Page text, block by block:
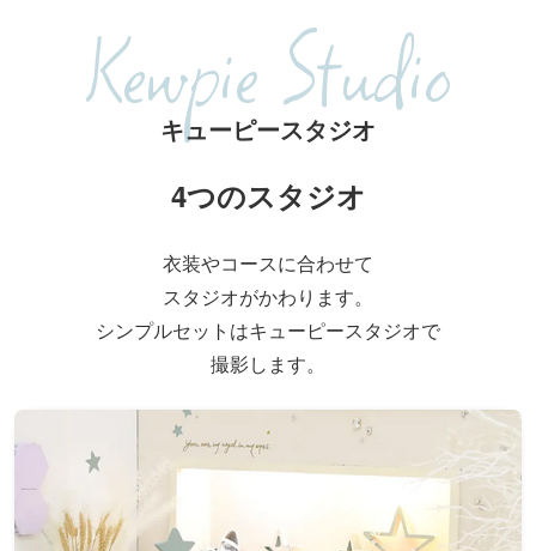
Kewpie Studio
キューピースタジオ
4つのスタジオ
衣装やコースに合わせて
スタジオがかわります。
シンプルセットはキューピースタジオで
撮影します。